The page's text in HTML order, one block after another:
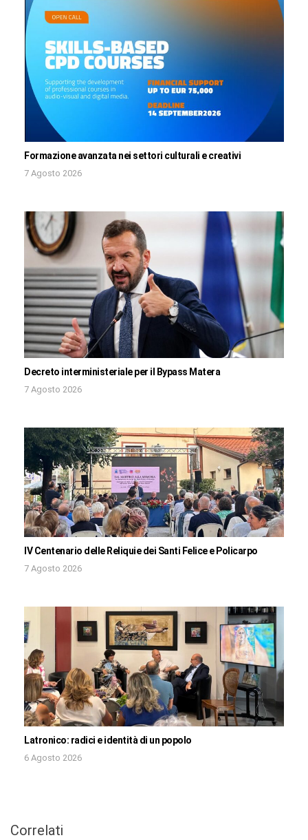
Formazione avanzata nei settori culturali e creativi
7 Agosto 2026
Decreto interministeriale per il Bypass Matera
7 Agosto 2026
IV Centenario delle Reliquie dei Santi Felice e Policarpo
7 Agosto 2026
Latronico: radici e identità di un popolo
6 Agosto 2026
Correlati